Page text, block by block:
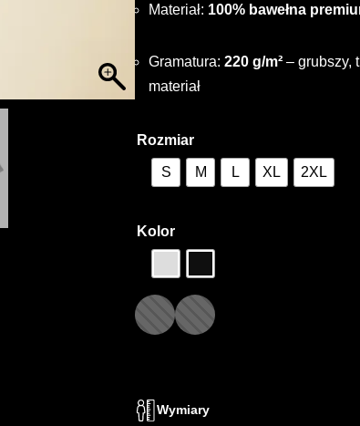
Materiał: 100% bawełna
Gramatura:220 g/m² – grubszy,
materiał
Rozmiar
S M L XL 2XL
Kolor
Wymiary